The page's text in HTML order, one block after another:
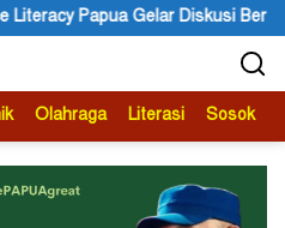
Gelar Diskusi Bertajuk
Olahraga Literasi Sosok